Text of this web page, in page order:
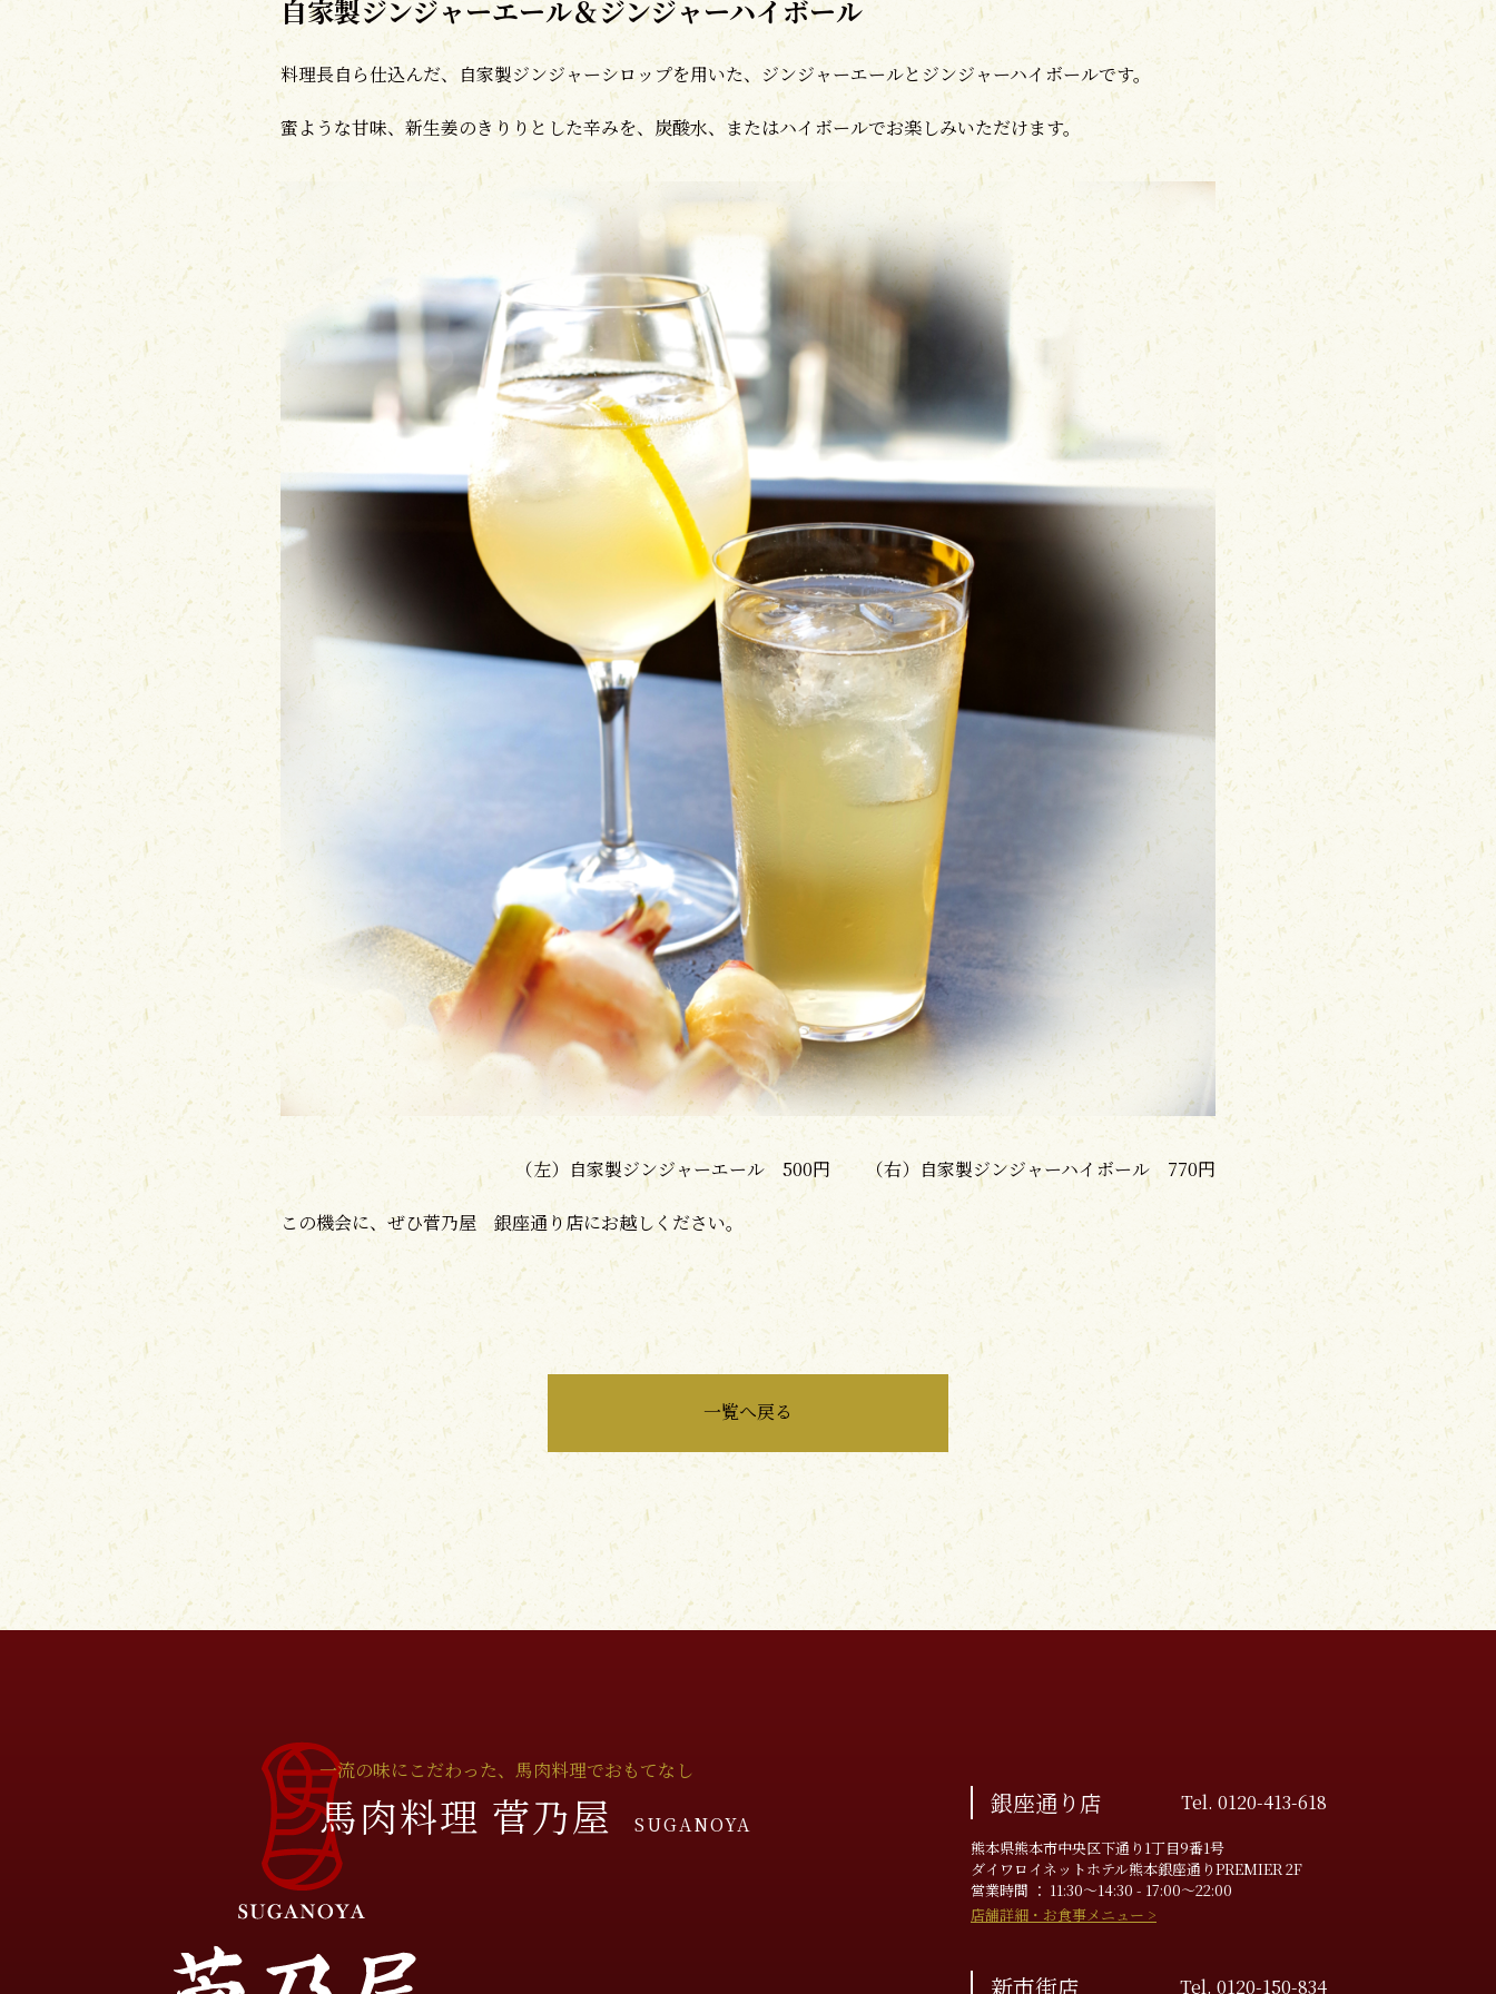
自家製ジンジャーエール＆ジンジャーハイボール
料理長自ら仕込んだ、自家製ジンジャーシロップを用いた、ジンジャーエールとジンジャーハイボールです。
蜜ような甘味、新生姜のきりりとした辛みを、炭酸水、またはハイボールでお楽しみいただけます。
（左）自家製ジンジャーエール 500円 （右）自家製ジンジャーハイボール 770円
この機会に、ぜひ菅乃屋 銀座通り店にお越しください。
一覧へ戻る
一流の味にこだわった、馬肉料理でおもてなし
馬肉料理 菅乃屋 SUGANOYA
銀座通り店 Tel. 0120-413-618
熊本県熊本市中央区下通り1丁目9番1号
ダイワロイネットホテル熊本銀座通りPREMIER 2F
営業時間 ： 11:30～14:30 - 17:00〜22:00
店舗詳細・お食事メニュー >
新市街店 Tel. 0120-150-834